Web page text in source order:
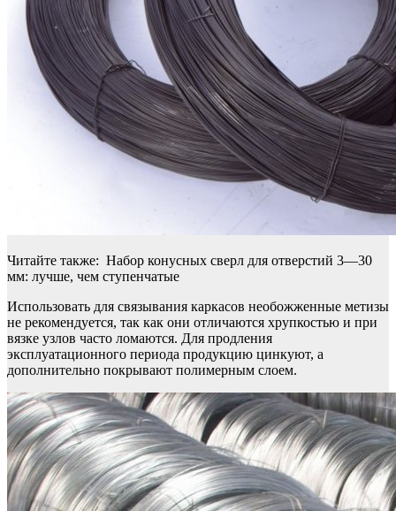
Читайте также: Набор конусных сверл для отверстий 3—30
мм: лучше, чем ступенчатые
Использовать для связывания каркасов необожженные метизы
не рекомендуется, так как они отличаются хрупкостью и при
вязке узлов часто ломаются. Для продления
эксплуатационного периода продукцию цинкуют, а
дополнительно покрывают полимерным слоем.